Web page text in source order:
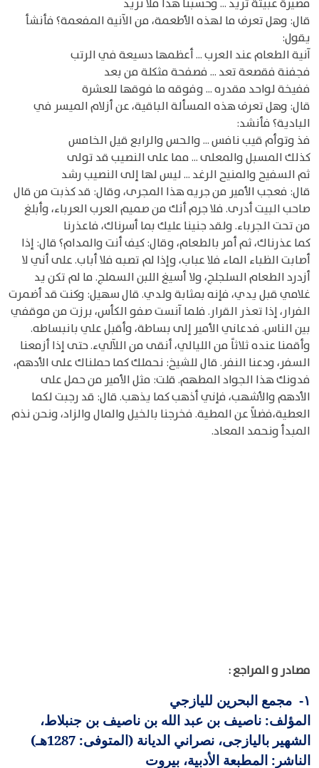
مضيرة عبيثة ثريد ... وحسبنا هذا فلا نزيد
قال: وهل تعرف ما لهذه الأطعمة، من الآنية المفعمة؟ فأنشأ
يقول:
آنية الطعام عند العرب ... أعظمها دسيعة في الرتب
فجفنة فقصعة تعد ... فصفحة مثكلة من بعد
ففيخة لواحد مقدره ... وفوقه ما فوقها للعشرة
قال: وهل تعرف هذه المسألة الباقية، عن أزلام الميسر في
البادية؟ فأنشد:
فذ وتوأم قيب نافس ... والحس والرابع قيل الخامس
كذلك المسبل والمعلى ... مما على النصيب قد تولى
ثم السفيح والمنيح الرغد ... ليس لها إلى النصيب رشد
قال: فعجب الأمير من جريه هذا المجرى، وقال: قد كذبت من قال
صاحب البيت أدرى. فلا جرم أنك من صميم العرب العرباء، وأبلغ
من تحت الجرباء. ولقد جنينا عليك بما أسرناك، فاعذرنا
كما عذرناك، ثم أمر بالطعام، وقال: كيف أنت والمدام؟ قال: إذا
أصابت الظباء الماء فلا عباب، وإذا لم تصبه فلا أباب. على أني لا
أزدرد الطعام السلجلج، ولا أسيغ اللبن السملج. ما لم تكن يد
غلامي قبل يدي، فإنه بمثابة ولدي. قال سهيل: وكنت قد أضمرت
الفرار، إذا تعذر القرار. فلما آنست صفو الكأس، برزت من موقفي
بين الناس. فدعاني الأمير إلى بساطة، وأقبل علي بانبساطه.
وأقمنا عنده ثلاثاً من الليالي، أنقى من اللآليء. حتى إذا أزمعنا
السفر، ودعنا النفر. قال للشيخ: نحملك كما حملناك على الأدهم،
فدونك هذا الجواد المطهم. قلت: مثل الأمير من حمل على
الأدهم والأشهب، فإني أذهب كما يذهب. قال: قد رجبت لكما
العطية،فضلاً عن المطية. فخرجنا بالخيل والمال والزاد، ونحن نذم
المبدأ ونحمد المعاد.
مصادر و المراجع :
١-
مجمع البحرين لليازجي
المؤلف: ناصيف بن عبد الله بن ناصيف بن جنبلاط،
الشهير باليازجى، نصراني الديانة (المتوفى: 1287هـ)
الناشر: المطبعة الأدبية، بيروت